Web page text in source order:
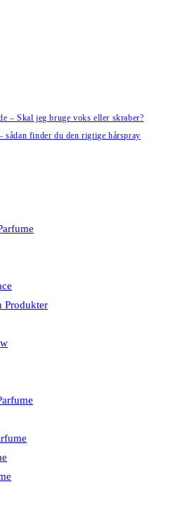
– Skal jeg bruge voks eller skraber?
sådan finder du den rigtige hårspray
Produkter